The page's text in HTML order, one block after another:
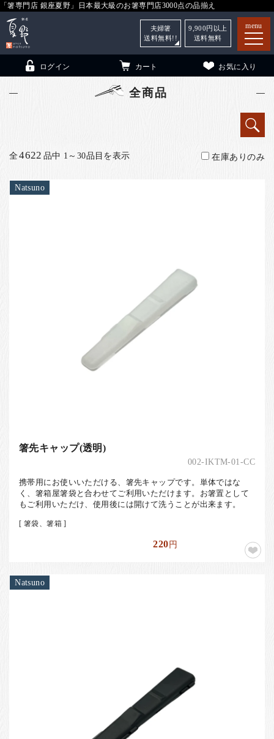
「箸専門店 銀座夏野」日本最大級のお箸専門店3000点の品揃え
menu
銀座夏野・箸長
ログイン カート お気に入り
夫婦箸
送料無料!!
9,900 円以上
送料無料
全商品
全4622 品中 1～30品目を表示 在庫ありのみ
Natsuno
箸先キャップ(透明)
002-IKTM-01-CC
携帯用にお使いいただける、箸先キャップです。単体ではな
く、箸箱屋箸袋と合わせてご利用いただけます。お箸置として
もご利用いただけ、使用後には開けて洗うことが出来ます。
[ 箸袋、箸箱 ]
220円
Natsuno